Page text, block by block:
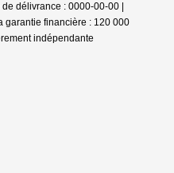
délivrance : 0000-00-00 |
garantie financière : 120 000
indépendante